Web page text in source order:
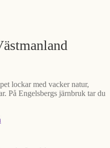
lockar med vacker natur,
På Engelsbergs järnbruk tar du